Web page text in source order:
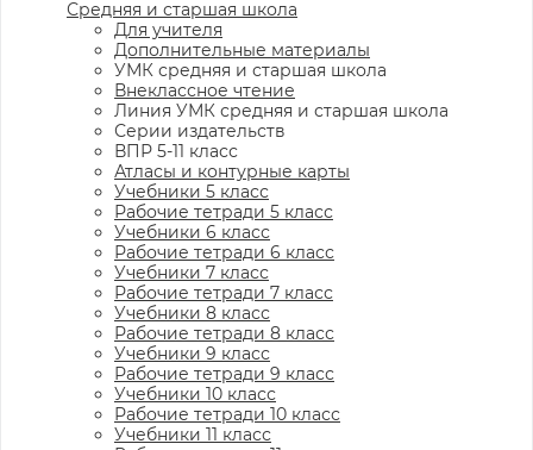
Средняя и старшая школа
Для учителя
Дополнительные материалы
УМК средняя и старшая школа
Внеклассное чтение
Линия УМК средняя и старшая школа
Серии издательств
ВПР 5-11 класс
Атласы и контурные карты
Учебники 5 класс
Рабочие тетради 5 класс
Учебники 6 класс
Рабочие тетради 6 класс
Учебники 7 класс
Рабочие тетради 7 класс
Учебники 8 класс
Рабочие тетради 8 класс
Учебники 9 класс
Рабочие тетради 9 класс
Учебники 10 класс
Рабочие тетради 10 класс
Учебники 11 класс